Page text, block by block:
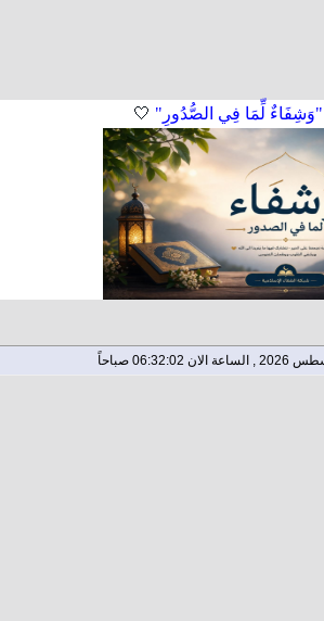
"وَشِفَاءٌ لِّمَا فِي الصُّدُورِ" 🤍